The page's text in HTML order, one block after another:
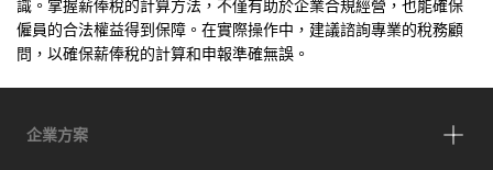
識。掌握薪俸稅的計算方法，不僅有助於企業合規經營，也能確保
僱員的合法權益得到保障。在實際操作中，建議諮詢專業的稅務顧
問，以確保薪俸稅的計算和申報準確無誤。
企業方案